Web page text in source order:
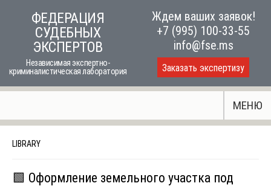
ФЕДЕРАЦИЯ
СУДЕБНЫХ
ЭКСПЕРТОВ
Независимая экспертно-
криминалистическая лаборатория
Ждем ваших заявок!
+7 (995) 100-33-55
info@fse.ms
Заказать экспертизу
МЕНЮ
LIBRARY
🟩 Оформление земельного участка под